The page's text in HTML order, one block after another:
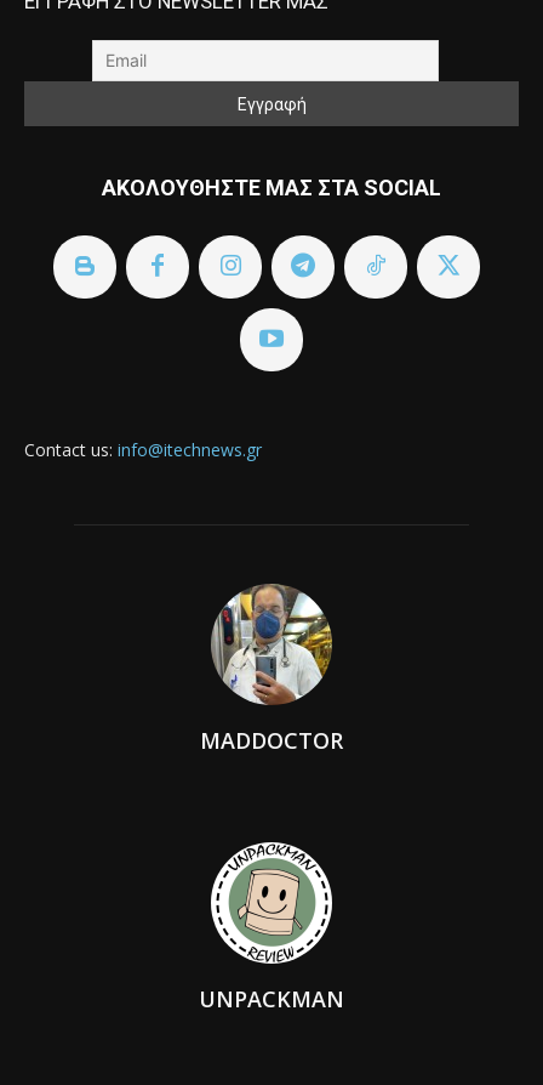
ΑΚΟΛΟΥΘΗΣΤΕ ΜΑΣ ΣΤΑ SOCIAL
Contact us: info@itechnews.gr
MADDOCTOR
UNPACKMAN